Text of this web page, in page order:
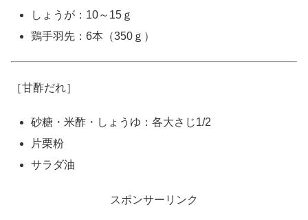
しょうが：10～15ｇ
鶏手羽先：6本（350ｇ）
［甘酢だれ］
砂糖・米酢・しょうゆ：各大さじ1/2
片栗粉
サラダ油
スポンサーリンク